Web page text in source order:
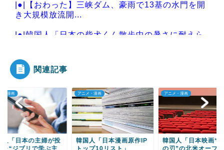
|●|【おわった】三峡ダム、豪雨で13基の水門を開
き大規模放流開...
|●|韓国人「日本の柴犬くん散歩中の暑さに耐えら
Powered by livedoor 相互RSS
関連記事
・漫画
人「日本漫画原作IP
プ10リスト」
アニメ・漫画
韓国人「日本映画“鬼滅
の刃”の北米オープニン
ゲーム
韓国人「コミケ、日
来た」→「マジで尊